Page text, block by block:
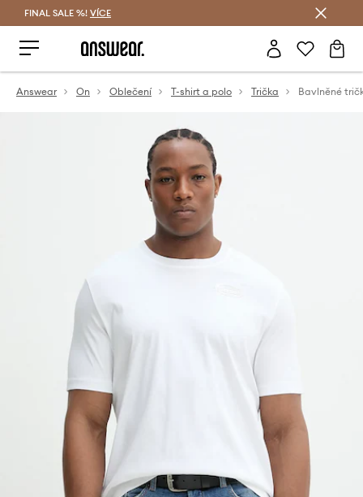
FINAL SALE %! VÍCE
Answear On Oblečení T-shirt a polo Trička